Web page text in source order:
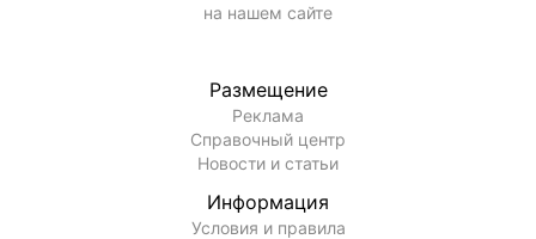
на нашем сайте
Размещение
Реклама
Справочный центр
Новости и статьи
Информация
Условия и правила